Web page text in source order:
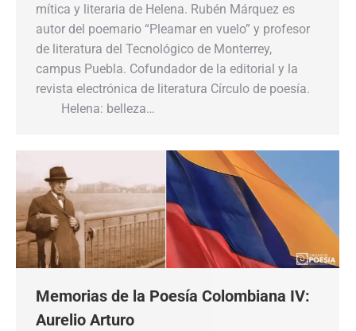
mítica y literaria de Helena. Rubén Márquez es
autor del poemario “Pleamar en vuelo” y profesor
de literatura del Tecnológico de Monterrey,
campus Puebla. Cofundador de la editorial y la
revista electrónica de literatura Círculo de poesía.
Helena: belleza…
Memorias de la Poesía Colombiana IV:
Aurelio Arturo